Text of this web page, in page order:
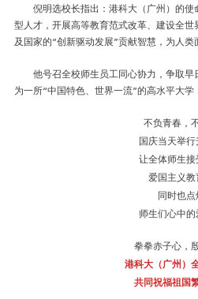
倪明选校长指出：港科大（广州）的
型人才，开展高等教育范式改革、建设全
及国家的“创新驱动发展”贡献智慧，为人类
他号召全校师生员工同心协力，争取
为一所“中国特色、世界一流”的高水平大学
不负青春，
国庆当天举
让全体师生
爱国主义
同时也点
师生们心中
拳拳赤子心，
港科大（广州）
共同祝福祖国